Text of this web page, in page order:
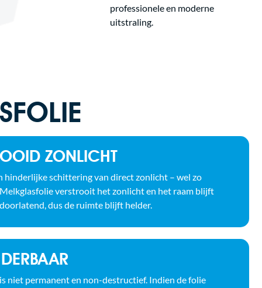
professionele en moderne
uitstraling.
ZONLICHT
hinderlijke schittering van direct zonlicht – wel zo
verstrooit het zonlicht en het raam blijft
dus de ruimte blijft helder.
niet permanent en non-destructief. Indien de folie